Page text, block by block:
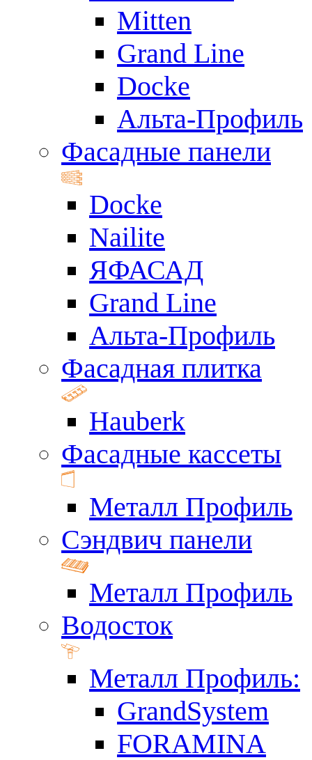
Mitten
Grand Line
Docke
Альта-Профиль
Фасадные панели
Docke
Nailite
ЯФАСАД
Grand Line
Альта-Профиль
Фасадная плитка
Hauberk
Фасадные кассеты
Металл Профиль
Сэндвич панели
Металл Профиль
Водосток
Металл Профиль:
GrandSystem
FORAMINA